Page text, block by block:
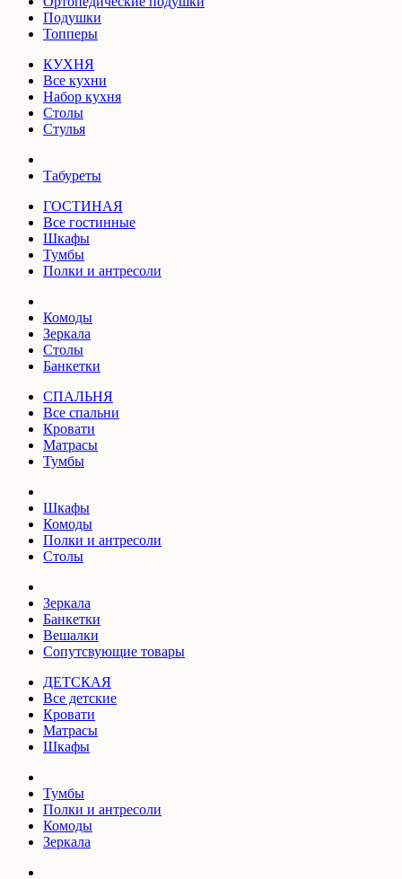
Подушки
Топперы
КУХНЯ
Все кухни
Набор кухня
Столы
Стулья
Табуреты
ГОСТИНАЯ
Все гостинные
Шкафы
Тумбы
Полки и антресоли
Комоды
Зеркала
Столы
Банкетки
СПАЛЬНЯ
Все спальни
Кровати
Матрасы
Тумбы
Шкафы
Комоды
Полки и антресоли
Столы
Зеркала
Банкетки
Вешалки
Сопутсвующие товары
ДЕТСКАЯ
Все детские
Кровати
Матрасы
Шкафы
Тумбы
Полки и антресоли
Комоды
Зеркала